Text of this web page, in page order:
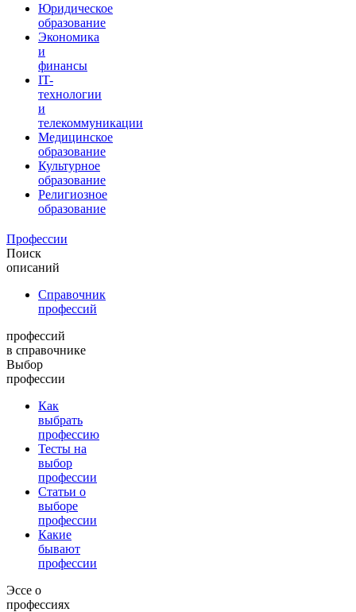
Юридическое
образование
Экономика
и
финансы
IT-
технологии
и
телекоммуникации
Медицинское
образование
Культурное
образование
Религиозное
образование
Профессии
Поиск
описаний
Справочник
профессий
профессий
в справочнике
Выбор
профессии
Как
выбрать
профессию
Тесты на
выбор
профессии
Статьи о
выборе
профессии
Какие
бывают
профессии
Эссе о
профессиях